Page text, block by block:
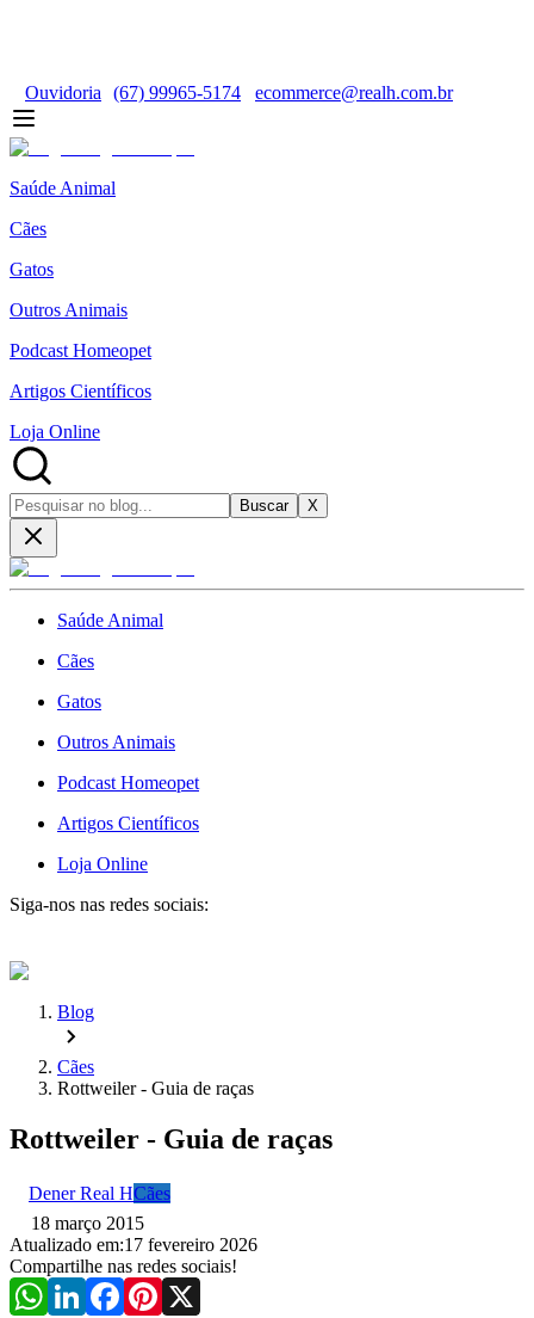
Ouvidoria (67) 99965-5174 ecommerce@realh.com.br
Saúde Animal
Cães
Gatos
Outros Animais
Podcast Homeopet
Artigos Científicos
Loja Online
Buscar X
Saúde Animal
Cães
Gatos
Outros Animais
Podcast Homeopet
Artigos Científicos
Loja Online
Siga-nos nas redes sociais:
Blog
Cães
Rottweiler - Guia de raças
Rottweiler - Guia de raças
Dener Real HCães
18 março 2015
Atualizado em:17 fevereiro 2026
Compartilhe nas redes sociais!